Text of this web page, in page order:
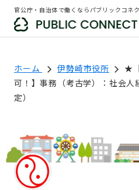
官公庁・自治体で働くならパブリックコネ
ホーム 伊勢崎市役所
★
可！】事務（考古学）：社会
定）